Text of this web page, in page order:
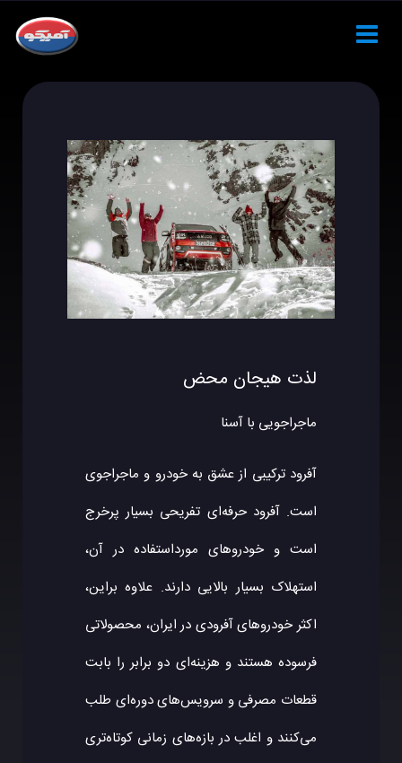
لذت هیجان محض
ماجراجویی با آسنا
آفرود ترکیبی از عشق به خودرو و ماجراجوی
است. آفرود حرفه‌ای تفریحی بسیار پرخرج
است و خودروهای مورداستفاده در آن،
استهلاک بسیار بالایی دارند. علاوه ‌براین،
اکثر خودروهای آفرودی در ایران، محصولاتی
فرسوده هستند و هزینه‌ای دو برابر را بابت
قطعات مصرفی و سرویس‌های دوره‌ای طلب
می‌کنند و اغلب در بازه‌های زمانی کوتاه‌تری